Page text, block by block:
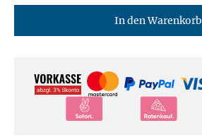
In den Warenkorb